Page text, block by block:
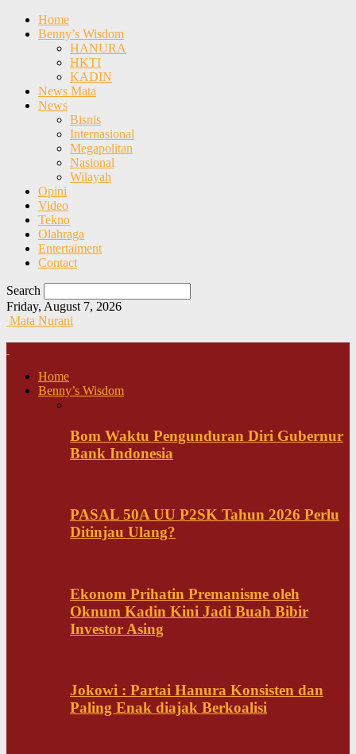
Home
Benny’s Wisdom
HANURA
HKTI
KADIN
News Mata
News
Bisnis
Internasional
Megapolitan
Nasional
Wilayah
Opini
Video
Tekno
Olahraga
Entertaiment
Contact
Search
Friday, August 7, 2026
Mata Nurani
Home
Benny’s Wisdom
Bom Waktu Pengunduran Diri Gubernur
Bank Indonesia
PASAL 50A UU P2SK Tahun 2026 Perlu
Ditinjau Ulang?
Ekonom Prihatin Premanisme oleh
Oknum Kadin Kini Jadi Buah Bibir
Investor Asing
Jokowi : Partai Hanura Konsisten dan
Paling Enak diajak Berkoalisi